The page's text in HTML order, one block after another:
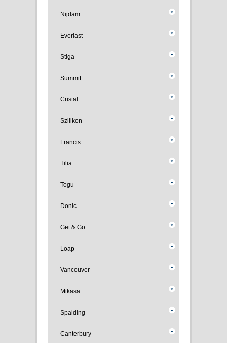
Nijdam
Everlast
Stiga
Summit
Cristal
Szilikon
Francis
Tilia
Togu
Donic
Get & Go
Loap
Vancouver
Mikasa
Spalding
Canterbury